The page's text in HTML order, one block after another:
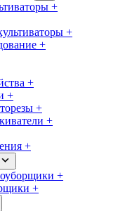
+
+
+
+
+
+
+
+
+
+